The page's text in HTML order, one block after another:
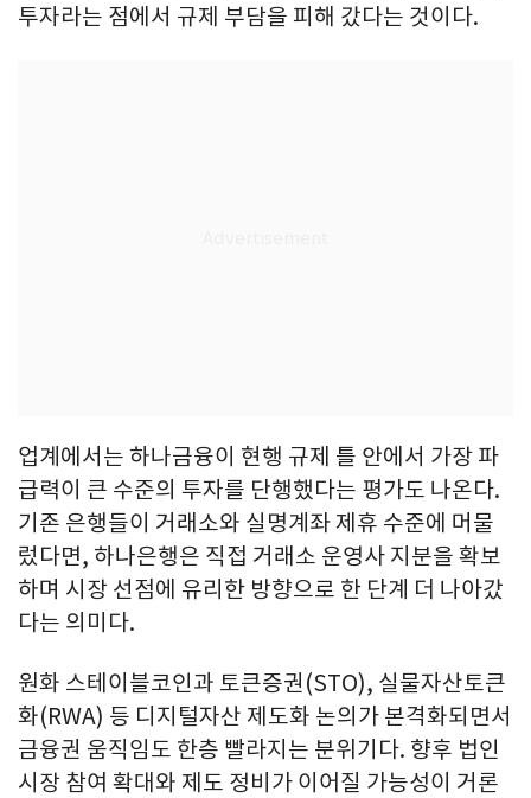
투자라는 점에서 규제 부담을 피해 갔다는 것이다.
업계에서는 하나금융이 현행 규제 틀 안에서 가장 파
급력이 큰 수준의 투자를 단행했다는 평가도 나온다.
기존 은행들이 거래소와 실명계좌 제휴 수준에 머물
렀다면, 하나은행은 직접 거래소 운영사 지분을 확보
하며 시장 선점에 유리한 방향으로 한 단계 더 나아갔
다는 의미다.
원화 스테이블코인과 토큰증권(STO), 실물자산토큰
화(RWA) 등 디지털자산 제도화 논의가 본격화되면서
금융권 움직임도 한층 빨라지는 분위기다. 향후 법인
시장 참여 확대와 제도 정비가 이어질 가능성이 거론